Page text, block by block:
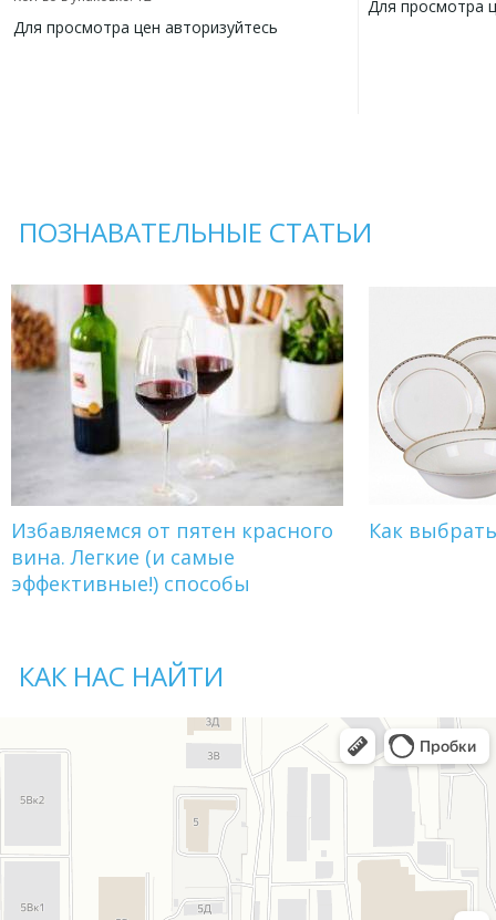
Для просмотра цен авторизуйтесь
Для просмотра
ПОЗНАВАТЕЛЬНЫЕ СТАТЬИ
Избавляемся от пятен красного
вина. Легкие (и самые
эффективные!) способы
Как
КАК НАС НАЙТИ